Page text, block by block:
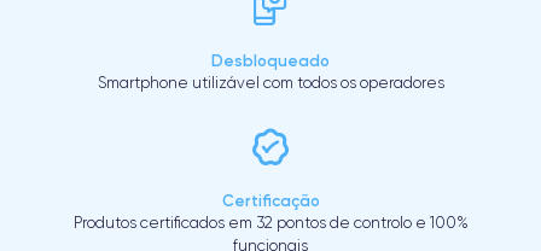
Desbloqueado
Smartphone utilizável com todos os operadores
Certificação
Produtos certificados em 32 pontos de controlo e 100%
funcionais